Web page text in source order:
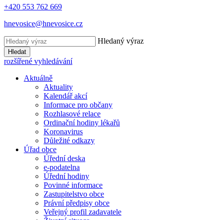
+420 553 762 669
hnevosice@hnevosice.cz
Hledaný výraz
Hledat
rozšířené vyhledávání
Aktuálně
Aktuality
Kalendář akcí
Informace pro občany
Rozhlasové relace
Ordinační hodiny lékařů
Koronavirus
Důležité odkazy
Úřad obce
Úřední deska
e-podatelna
Úřední hodiny
Povinné informace
Zastupitelstvo obce
Právní předpisy obce
Veřejný profil zadavatele